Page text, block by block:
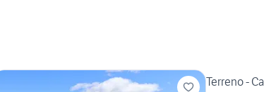
Terreno -